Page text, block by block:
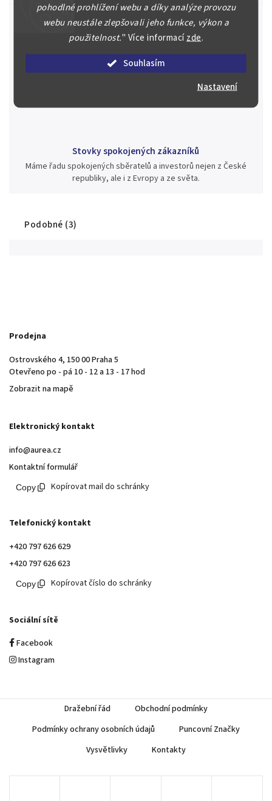
pohodlné prohlížení webu a díky analýze provozu
webu neustále zlepšovali jeho funkce, výkon a
použitelnost." Více informacízde.
Souhlasím
Nastavení
Během té doby jsme v našich aukcích prodali významné sbírky i
Stovky spokojených zákazníků
Máme řadu spokojených sběratelů a investorů nejen z České
republiky, ale i z Evropy a ze světa.
Podobné (3)
Prodejna
Ostrovského 4, 150 00 Praha 5
Otevřeno po - pá 10 - 12 a 13 - 17 hod
Zobrazit na mapě
Elektronický kontakt
info@aurea.cz
Kontaktní formulář
Kopírovat mail do schránky
Telefonický kontakt
+420 797 626 629
+420 797 626 623
Kopírovat číslo do schránky
Sociální sítě
Facebook
Instagram
Dražební řád
Obchodní podmínky
Podmínky ochrany osobních údajů
Puncovní Značky
Vysvětlivky
Kontakty